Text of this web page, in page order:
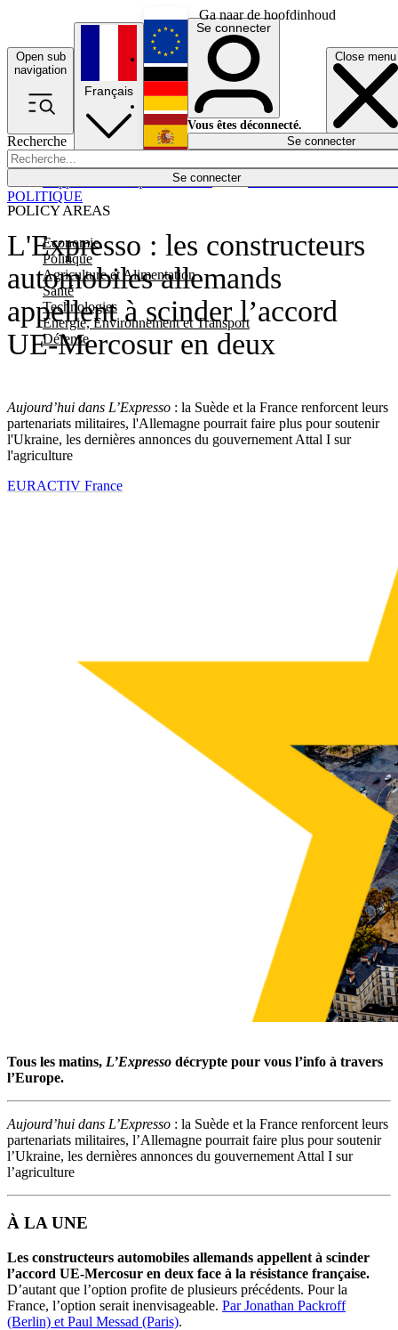
Ga naar de hoofdinhoud
Open sub
navigation
Close menu
Recherche
Se connecter
POLICY AREAS
Economie
Politique
Agriculture et Alimentation
Santé
Technologies
Energie, Environnement et Transport
Défense
Économie
Français
English
Deutsch
Español
Se connecter
Vous êtes déconnecté.
Se connecter
L'Expresso : les constructeurs
automobiles allemands
appellent à scinder l’accord
UE-Mercosur en deux
Aujourd’hui dans L’Expresso : la Suède et la France renforcent leurs
partenariats militaires, l'Allemagne pourrait faire plus pour soutenir
l'Ukraine, les dernières annonces du gouvernement Attal I sur
l'agriculture
POLITIQUE
EURACTIV France
Tous les matins, L’Expresso décrypte pour vous l’info à travers
l’Europe.
Aujourd’hui dans L’Expresso : la Suède et la France renforcent leurs
partenariats militaires, l’Allemagne pourrait faire plus pour soutenir
l’Ukraine, les dernières annonces du gouvernement Attal I sur
l’agriculture
À LA UNE
Les constructeurs automobiles allemands appellent à scinder
l’accord UE-Mercosur en deux face à la résistance française.
D’autant que l’option profite de plusieurs précédents. Pour la
France, l’option serait inenvisageable. Par Jonathan Packroff
(Berlin) et Paul Messad (Paris).